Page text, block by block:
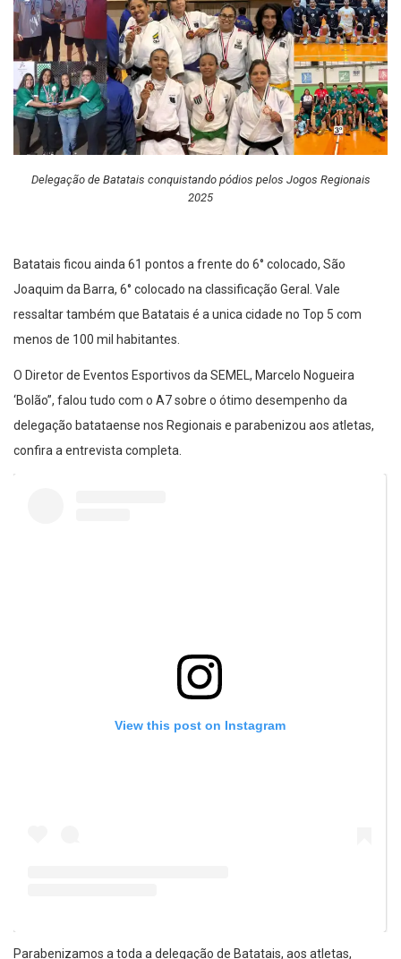
Delegação de Batatais conquistando pódios pelos Jogos Regionais
2025
Batatais ficou ainda 61 pontos a frente do 6° colocado, São
Joaquim da Barra, 6° colocado na classificação Geral. Vale
ressaltar também que Batatais é a unica cidade no Top 5 com
menos de 100 mil habitantes.
O Diretor de Eventos Esportivos da SEMEL, Marcelo Nogueira
‘Bolão”, falou tudo com o A7 sobre o ótimo desempenho da
delegação batataense nos Regionais e parabenizou aos atletas,
confira a entrevista completa.
View this post on Instagram